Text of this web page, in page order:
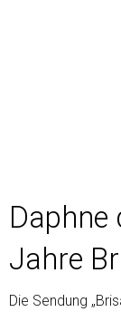
Daphne
Jahre
Die Sendung